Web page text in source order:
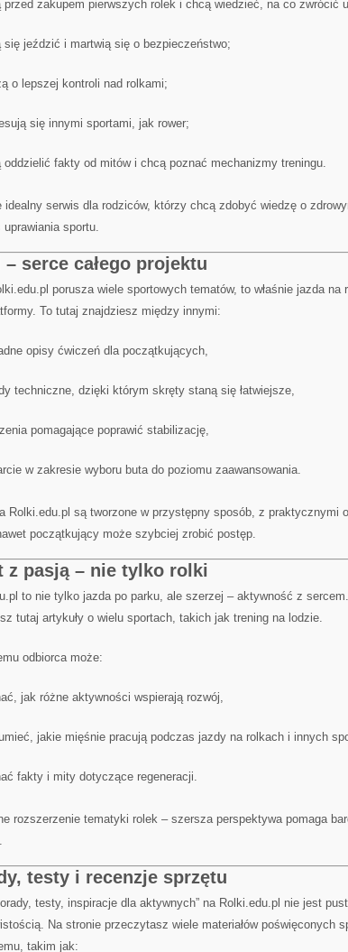
przed zakupem pierwszych rolek i chcą wiedzieć, na co zwrócić
się jeździć i martwią się o bezpieczeństwo;
o lepszej kontroli nad rolkami;
się innymi sportami, jak rower;
oddzielić fakty od mitów i chcą poznać mechanizmy treningu.
idealny serwis dla rodziców, którzy chcą zdobyć wiedzę o
uprawiania sportu.
– serce całego projektu
porusza wiele sportowych tematów, to właśnie jazda na
To tutaj znajdziesz między innymi:
opisy ćwiczeń dla początkujących,
techniczne, dzięki którym skręty staną się łatwiejsze,
pomagające poprawić stabilizację,
w zakresie wyboru buta do poziomu zaawansowania.
Rolki.edu.pl są tworzone w przystępny sposób, z praktycznymi
początkujący może szybciej zrobić postęp.
z pasją – nie tylko rolki
to nie tylko jazda po parku, ale szerzej – aktywność z
tutaj artykuły o wielu sportach, takich jak trening na lodzie.
odbiorca może:
jak różne aktywności wspierają rozwój,
jakie mięśnie pracują podczas jazdy na rolkach i innych
fakty i mity dotyczące regeneracji.
rozszerzenie tematyki rolek – szersza perspektywa pomaga
testy i recenzje sprzętu
testy, inspiracje dla aktywnych” na Rolki.edu.pl nie jest
Na stronie przeczytasz wiele materiałów poświęconych
takim jak: